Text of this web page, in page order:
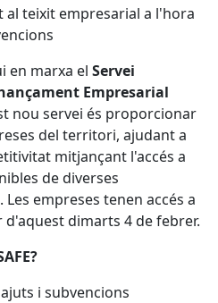
teixit empresarial a l'hora
en marxa el Servei
Empresarial
nou servei és proporcionar
del territori, ajudant a
mitjançant l'accés a
de diverses
empreses tenen accés a
dimarts 4 de febrer.
i subvencions